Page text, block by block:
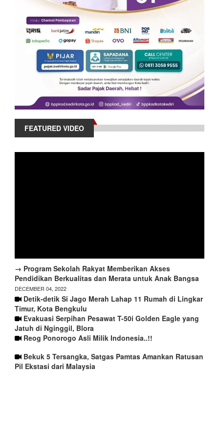
FEATURED VIDEO
→ Program Sekolah Rakyat Memberikan Akses
Pendidikan Berkualitas dan Merata untuk Anak Bangsa
DECEMBER 04, 2022
Detik-detik Si Jago Merah Lahap 11 Rumah di Lingkar
Timur, Kota Bengkulu
Evakuasi Serpihan Pesawat T-50i Golden Eagle yang
Jatuh di Nginggil, Blora
Reog Ponorogo Asli Milik Indonesia..!!
Bekuk 5 Tersangka, Satgas Pamtas Amankan Ratusan
Pil Ekstasi dari Malaysia